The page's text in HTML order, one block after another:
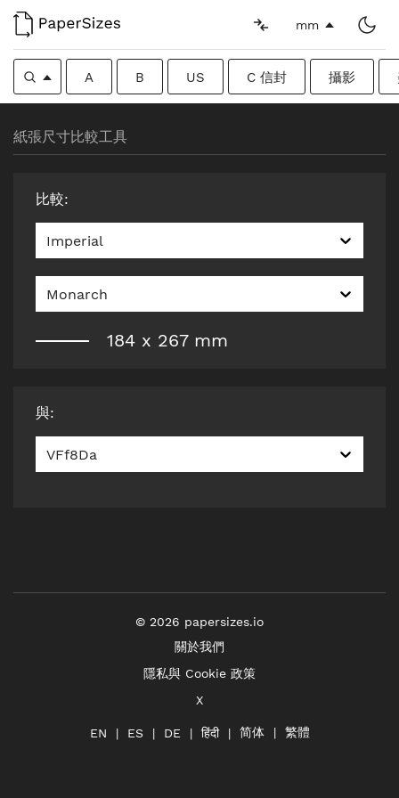
mm
A B US C 信封 攝影
紙張尺寸比較工具
比較:
Imperial
Monarch
184 x 267 mm
與:
VFf8Da
© 2026 papersizes.io
關於我們
隱私與 Cookie 政策
X
EN ES DE हिंदी 简体 繁體